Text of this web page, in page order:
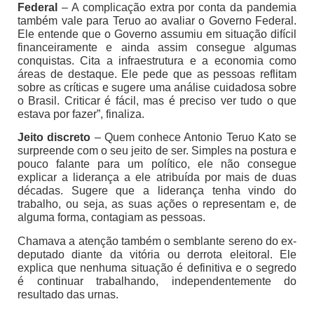
Federal – A complicação extra por conta da pandemia
também vale para Teruo ao avaliar o Governo Federal.
Ele entende que o Governo assumiu em situação difícil
financeiramente e ainda assim consegue algumas
conquistas. Cita a infraestrutura e a economia como
áreas de destaque. Ele pede que as pessoas reflitam
sobre as críticas e sugere uma análise cuidadosa sobre
o Brasil. Criticar é fácil, mas é preciso ver tudo o que
estava por fazer”, finaliza.
Jeito discreto – Quem conhece Antonio Teruo Kato se
surpreende com o seu jeito de ser. Simples na postura e
pouco falante para um político, ele não consegue
explicar a liderança a ele atribuída por mais de duas
décadas. Sugere que a liderança tenha vindo do
trabalho, ou seja, as suas ações o representam e, de
alguma forma, contagiam as pessoas.
Chamava a atenção também o semblante sereno do ex-
deputado diante da vitória ou derrota eleitoral. Ele
explica que nenhuma situação é definitiva e o segredo
é continuar trabalhando, independentemente do
resultado das urnas.